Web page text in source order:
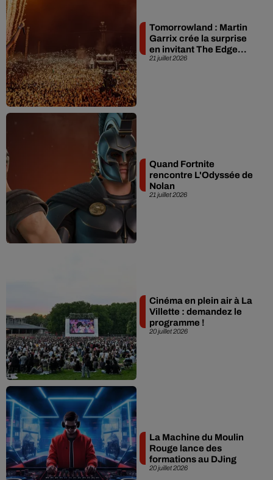
21 juillet 2026
Tomorrowland : Martin
Garrix crée la surprise
en invitant The Edge...
21 juillet 2026
Quand Fortnite
rencontre L'Odyssée de
Nolan
20 juillet 2026
Cinéma en plein air à La
Villette : demandez le
programme !
20 juillet 2026
La Machine du Moulin
Rouge lance des
formations au DJing